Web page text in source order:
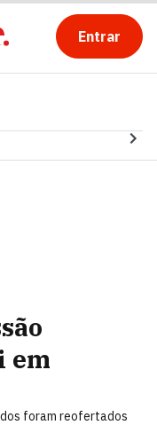
Entrar
em
foram reofertados